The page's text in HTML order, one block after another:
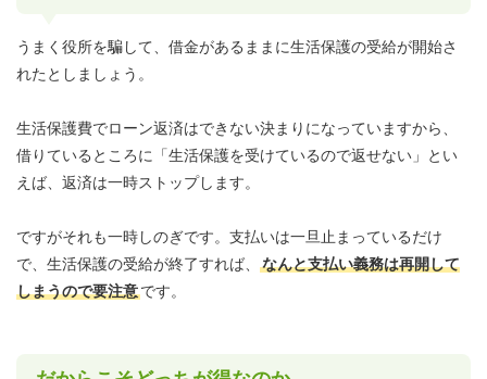
うまく役所を騙して、借金があるままに生活保護の受給が開始さ
れたとしましょう。
生活保護費でローン返済はできない決まりになっていますから、
借りているところに「生活保護を受けているので返せない」とい
えば、返済は一時ストップします。
ですがそれも一時しのぎです。支払いは一旦止まっているだけ
で、生活保護の受給が終了すれば、
なんと支払い義務は再開して
しまうので要注意です。